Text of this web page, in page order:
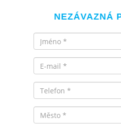
NEZÁVAZNÁ